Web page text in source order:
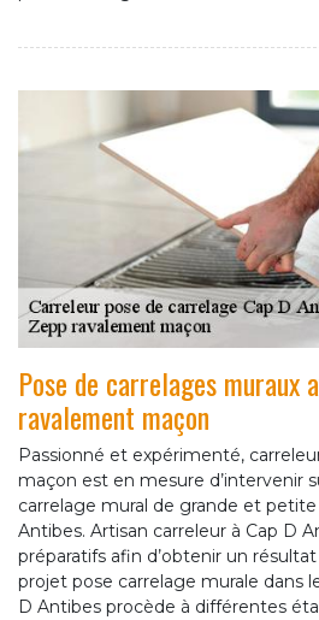
Pose de carrelages muraux
ravalement maçon
Passionné et expérimenté,
maçon est en mesure d’intervenir
carrelage mural de grande et
Antibes. Artisan carreleur à Cap D
préparatifs afin d’obtenir un
projet pose carrelage murale dans
D Antibes procède à différentes